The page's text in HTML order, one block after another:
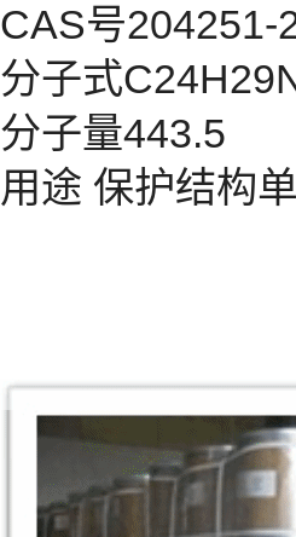
CAS号204251-
分子式
分子量443.5
用途 保护结构